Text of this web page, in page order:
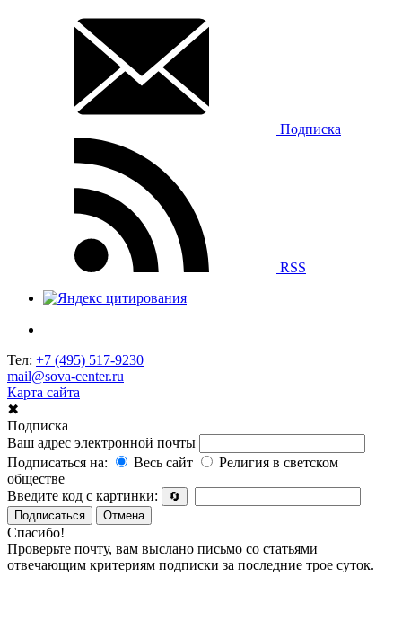
Подписка
RSS
Тел: +7 (495) 517-9230
mail@sova-center.ru
Карта сайта
✖
Подписка
Ваш адрес электронной почты
Подписаться на:
Весь сайт
Религия в светском
обществе
Введите код с картинки:
🔄
Подписаться
Отмена
Спасибо!
Проверьте почту, вам выслано письмо со статьями
отвечающим критериям подписки за последние трое суток.